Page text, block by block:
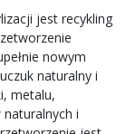
jest recykling
nowym
naturalny i
metalu,
i